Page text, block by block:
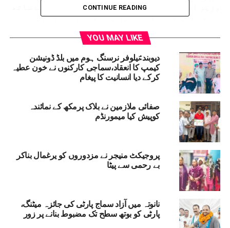
وزیر اعلیٰ بنانے کے لئے وہ اپنے ساتھیوں کے ساتھ
مل کر کام کریں گے ۔ساحل خان کے ساتھ بڑی تعداد
میں نوجوانوں ،کسانوں اور اقلیتی طبقات سے تعلق
رکھنے والے افراد نے سماجوادی پارٹی میں شمولیت
اختیار کی ہے ۔سیاسی ماہرین کا کہنا ہے کہ اتنی
بڑی تعداد میں لوگوں کے سماجوادی پارٹی میں
شامل ہونے سے سہارنپور اسمبلی حلقہ میں پارٹی
کو کافی مضبوطی ملی ہے ۔
RELATED TOPICS:
DEOBAND
JOINED THE SAMAJWADI PARTY
NAKORE ASSEMBLY CONSTITUENC
YOUNG LEADER SAHIL KHAN
UP
صحت اور خواتین کے بااختیار ہونے پر زور؛ راجہ
پرتاپ سنگھ یونیورسٹی کے کانووکیشن میں گورنر
بین پٹیل کا اہم خطاب
DON'T MISS
یوم تصفیہ پر شکایتوں کا ازالہ،ماں کے نام ایک درخت مہم
CONTINUE READING
YOU MAY LIKE
دیوبند:نیلوفر نرسنگ ہوم میں بلڈ ڈونیشن
کیمپ کا انعقاد،سماجی کارکنوں نے خون عطیہ
کرکے دیا انسانیت کا پیغام
صفائی ملازمین نے بلاک پرمکھ کے نمائندہ
کوپیش کیا میمورنڈم
پروجیکٹ منیجر نے مزدوروں کو یرغمال بناکر
بے رحمی سے پیٹا
نانوتہ میں آزاد سماج پارٹی کی جائزہ میٹنگ،
پارٹی کو بوتھ سطح تک مضبوط بنانے پر زور